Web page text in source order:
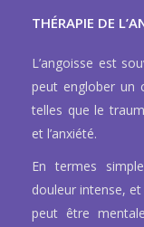
THÉRAPIE DE
L’angoisse est
peut englober un
telles que le
et l’anxiété.
En termes
douleur intense,
peut être